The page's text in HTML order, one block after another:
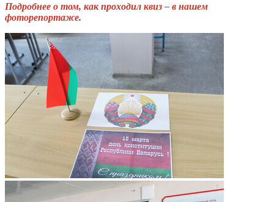
Подробнее о том, как проходил квиз – в нашем
фоторепортаже.